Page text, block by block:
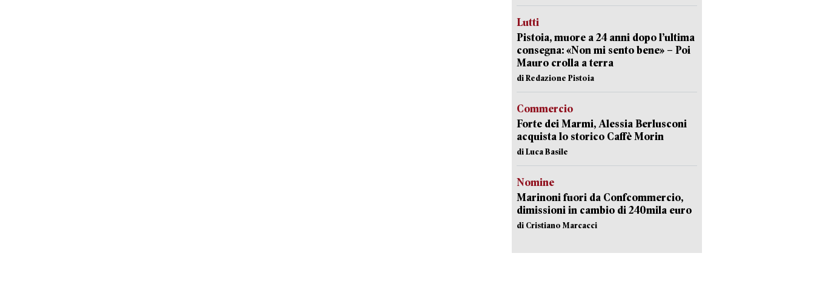
Lutti
Pistoia, muore a 24 anni dopo l’ultima
consegna: «Non mi sento bene» – Poi
Mauro crolla a terra
di Redazione Pistoia
Commercio
Forte dei Marmi, Alessia Berlusconi
acquista lo storico Caffè Morin
di Luca Basile
Nomine
Marinoni fuori da Confcommercio,
dimissioni in cambio di 240mila euro
di Cristiano Marcacci